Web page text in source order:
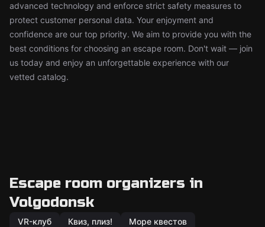
advanced technology and enforce strict safety measures to
protect customer personal data. Your enjoyment and
confidence are our top priority. We aim to provide you with the
best conditions for choosing an escape room. Don't wait — join
us today and enjoy an unforgettable experience with our
vetted catalog.
Escape room organizers in
Volgodonsk
VR-клуб Квиз, плиз!
Море квестов